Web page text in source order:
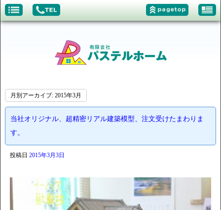
月別アーカイブ: 2015年3月
当社オリジナル、超精密リアル建築模型、注文受けたまわりま
す。
投稿日 2015年3月3日